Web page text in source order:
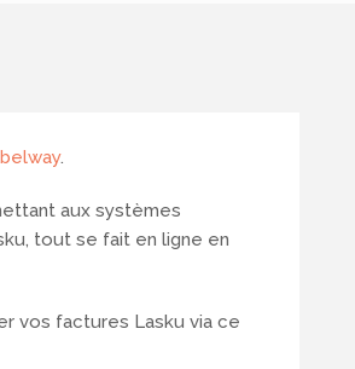
.
aux systèmes
tout se fait en ligne en
vos factures Lasku via ce